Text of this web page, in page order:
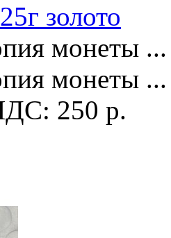
золото
монеты ...
монеты ...
250 р.